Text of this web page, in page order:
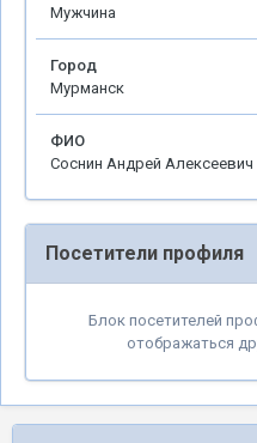
Мужчина
Город
Мурманск
ФИО
Соснин Андрей Алексеевич
Посетители профиля
Блок посетителей
отображаться